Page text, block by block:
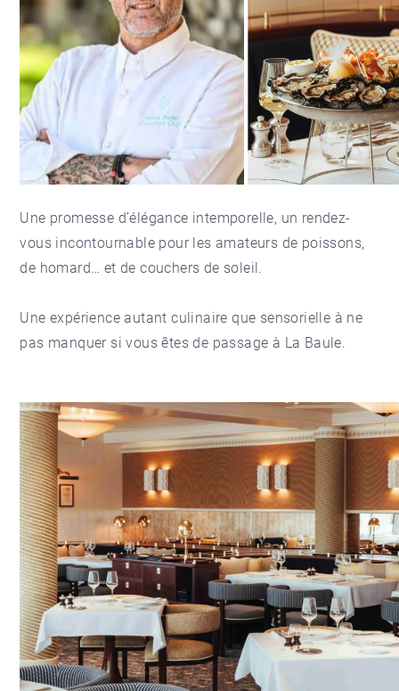
Une promesse d’élégance intemporelle, un rendez-
vous incontournable pour les amateurs de poissons,
de homard… et de couchers de soleil.
Une expérience autant culinaire que sensorielle à ne
pas manquer si vous êtes de passage à La Baule.